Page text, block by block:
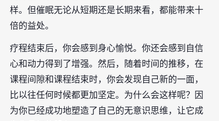
样。但催眠无论从短期还是长期来看，都能带来十
倍的益处。
疗程结束后，你会感到身心愉悦。你还会感到自信
心和动力得到了增强。然后，随着时间的推移，在
课程间隙和课程结束时，你会发现自己新的一面，
比以往任何时候都更加坚定。为什么会这样呢？因
为你已经成功地塑造了自己的无意识思维，让它成